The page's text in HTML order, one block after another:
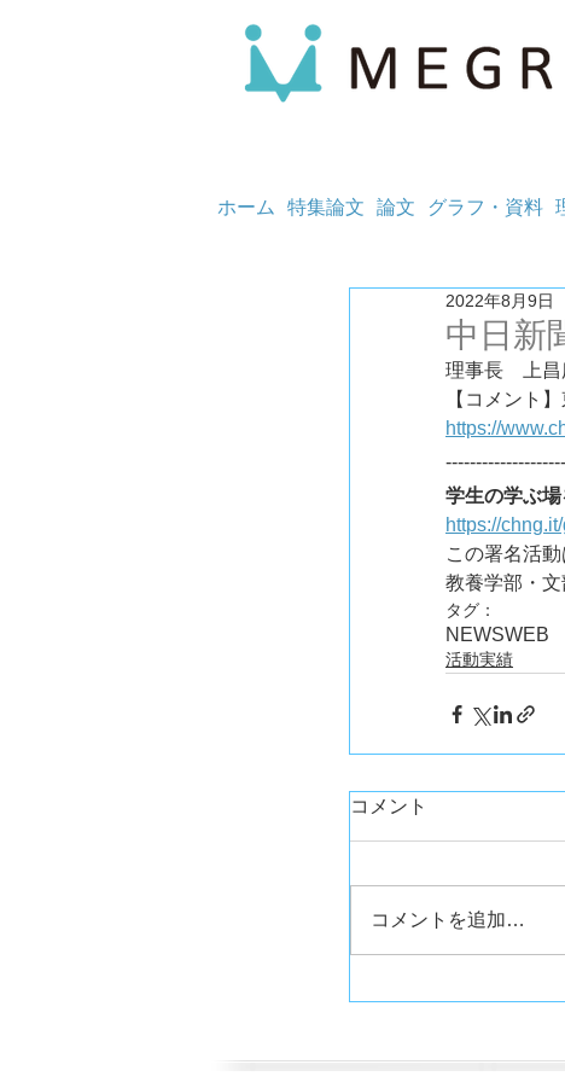
ホーム 特集論文 論文 グラフ・資料
中日新
2022年8月9日
理事長　上昌
https://
学生の学ぶ
https://
この署名活
教養学部・文
タグ：
NEWSWEB
活動実績
コメント
コメントを追加…